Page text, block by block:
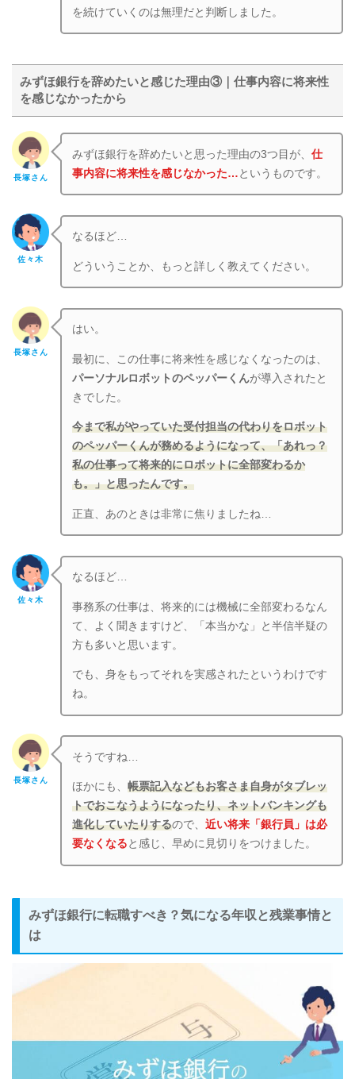
を続けていくのは無理だと判断しました。
みずほ銀行を辞めたいと感じた理由③｜仕事内容に将来性
を感じなかったから
長塚さん
みずほ銀行を辞めたいと思った理由の3つ目が、仕
事内容に将来性を感じなかった… というものです。
佐々木
なるほど…
どういうことか、もっと詳しく教えてください。
長塚さん
はい。
最初に、この仕事に将来性を感じなくなったのは、
パーソナルロボットのペッパーくんが導入されたと
きでした。
今まで私がやっていた受付担当の代わりをロボット
のペッパーくんが務めるようになって、「あれっ？
私の仕事って将来的にロボットに全部変わるか
も。」と思ったんです。
正直、あのときは非常に焦りましたね…
佐々木
なるほど…
事務系の仕事は、将来的には機械に全部変わるなん
て、よく聞きますけど、「本当かな」と半信半疑の
方も多いと思います。
でも、身をもってそれを実感されたというわけです
ね。
長塚さん
そうですね…
ほかにも、帳票記入などもお客さま自身がタブレッ
トでおこなうようになったり、ネットバンキングも
進化していたりするので、近い将来「銀行員」は必
要なくなる と感じ、早めに見切りをつけました。
みずほ銀行に転職すべき？気になる年収と残業事情と
は